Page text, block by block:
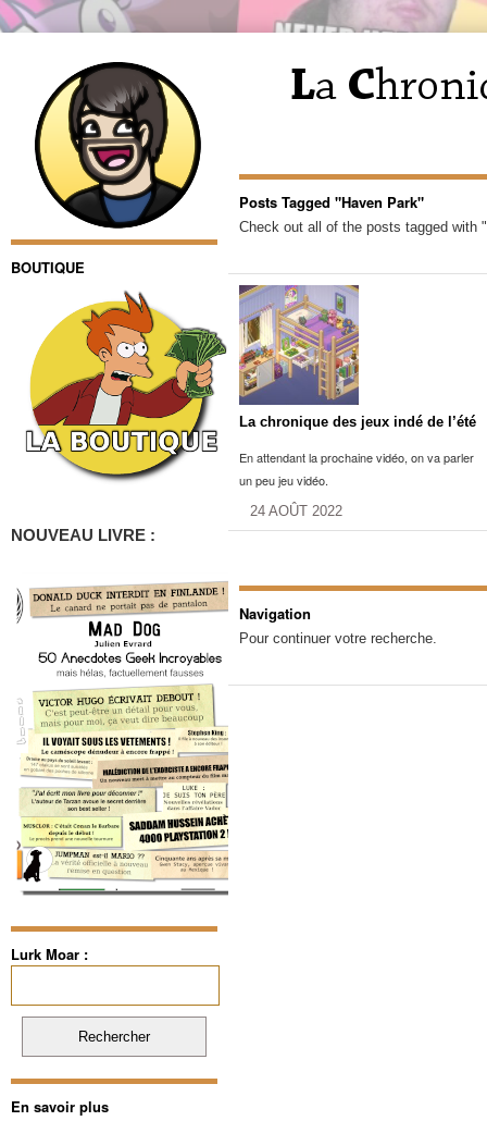
BOUTIQUE
NOUVEAU LIVRE :
Lurk Moar :
En savoir plus
Posts Tagged "Haven Park"
Check out all of the posts tagged with
La chronique des jeux indé de l’été
En attendant la prochaine vidéo, on va parler
un peu jeu vidéo.
24 AOÛT 2022
Navigation
Pour continuer votre recherche.